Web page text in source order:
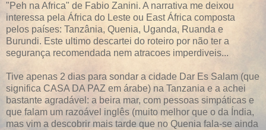
"Peh na Africa" de Fabio Zanini. A narrativa me deixou
interessa pela África do Leste ou East África composta
pelos países: Tanzânia, Quenia, Uganda, Ruanda e
Burundi. Este ultimo descartei do roteiro por não ter a
segurança recomendada nem atracoes imperdiveis...
Tive apenas 2 dias para sondar a cidade Dar Es Salam (que
significa CASA DA PAZ em árabe) na Tanzania e a achei
bastante agradável: a beira mar, com pessoas simpáticas e
que falam um razoável inglês (muito melhor que o da Índia,
mas vim a descobrir mais tarde que no Quenia fala-se ainda